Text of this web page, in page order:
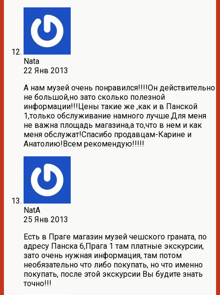
Nata
22 Янв 2013
А нам музей очень понравился!!!!Он действительно
не большой,но зато сколько полезной
информации!!!Цены такие же ,как и в Панской
1,только обслуживание намного лучше.Для меня
не важна площадь магазина,а то,что в нем и как
меня обслужат!Спасибо продавцам-Карине и
Анатолию!Всем рекомендую!!!!!
NatA
25 Янв 2013
Есть в Праге магазин музей чешского граната, по
адресу Панска 6,Прага 1 там платные экскурсии,
зато очень нужная информация, там потом
необязательно что либо покупать, но что именно
покупать, после этой экскурсии Вы будите знать
точно!!!